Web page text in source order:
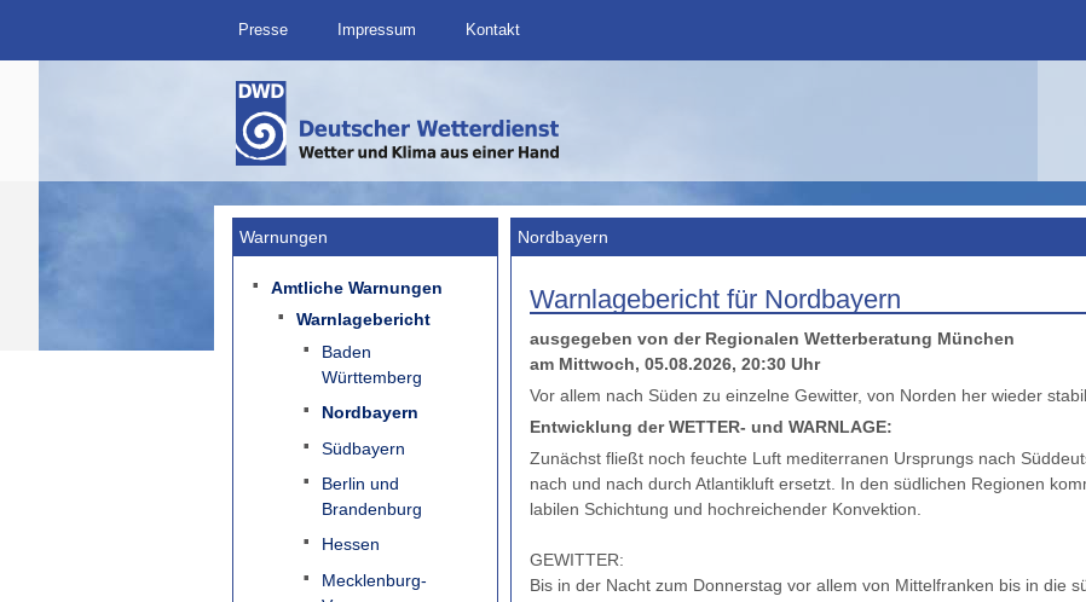
Presse Impressum Kontakt
Warnungen
Amtliche Warnungen
Warnlagebericht
Baden
Württemberg
Nordbayern
Südbayern
Berlin und
Brandenburg
Hessen
Mecklenburg-
Nordbayern
Warnlagebericht für Nordbayern
ausgegeben von der Regionalen Wetterberatung München
am Mittwoch, 05.08.2026, 20:30 Uhr
Entwicklung der WETTER- und WARNLAGE:
Zunächst fließt noch feuchte Luft mediterranen Ursprungs nach
nach und nach durch Atlantikluft ersetzt. In den südlichen Regionen
labilen Schichtung und hochreichender Konvektion.
GEWITTER:
Bis in der Nacht zum Donnerstag vor allem von Mittelfranken bis in die